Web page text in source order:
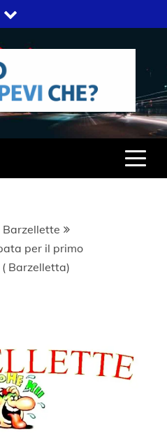
GRUPPO LIFELIVE
Barzellette
per il primo
Barzelletta)